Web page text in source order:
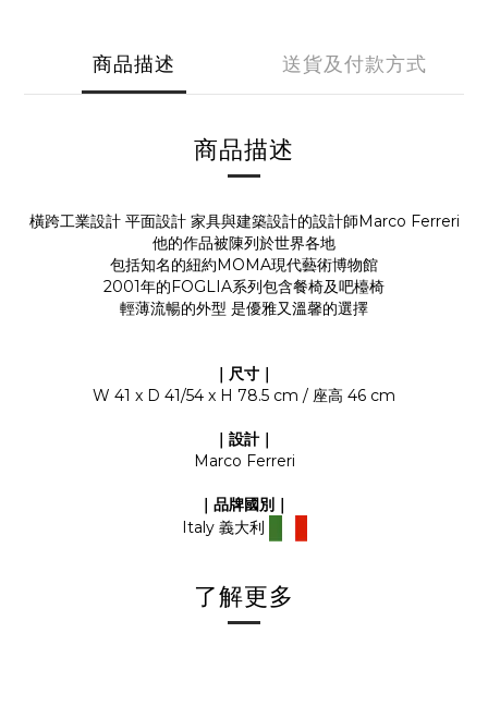
商品描述 送貨及付款方式
商品描述
橫跨工業設計 平面設計 家具與建築設計的設計師Marco Ferreri
他的作品被陳列於世界各地
包括知名的紐約MOMA現代藝術博物館
2001年的FOGLIA系列包含餐椅及吧檯椅
輕薄流暢的外型 是優雅又溫馨的選擇
｜尺寸｜
W 41 x D 41/54 x H 78.5 cm / 座高 46 cm
｜設計｜
Marco Ferreri
｜品牌國別｜
Italy 義大利
了解更多